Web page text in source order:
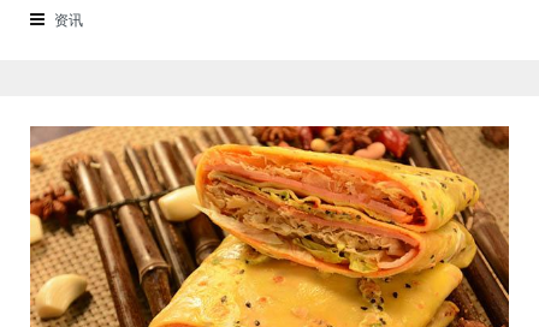
错，下面就为大家仔细分析一下这个汉堡品牌加盟费多少钱？快乐星汉堡加
资讯